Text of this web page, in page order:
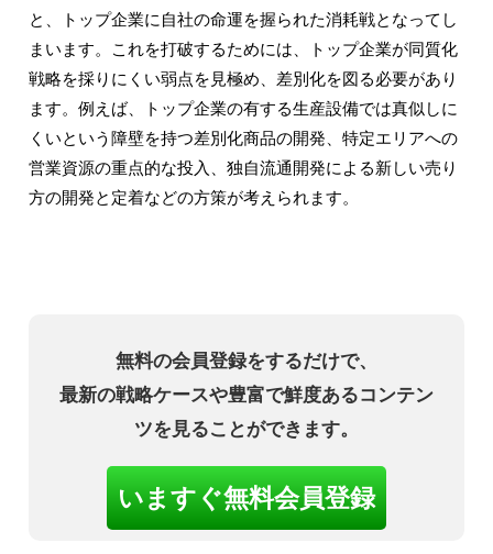
と、トップ企業に自社の命運を握られた消耗戦となってし
まいます。これを打破するためには、トップ企業が同質化
戦略を採りにくい弱点を見極め、差別化を図る必要があり
ます。例えば、トップ企業の有する生産設備では真似しに
くいという障壁を持つ差別化商品の開発、特定エリアへの
営業資源の重点的な投入、独自流通開発による新しい売り
方の開発と定着などの方策が考えられます。
無料の会員登録をするだけで、
最新の戦略ケースや豊富で鮮度あるコンテン
ツを見ることができます。
いますぐ無料会員登録